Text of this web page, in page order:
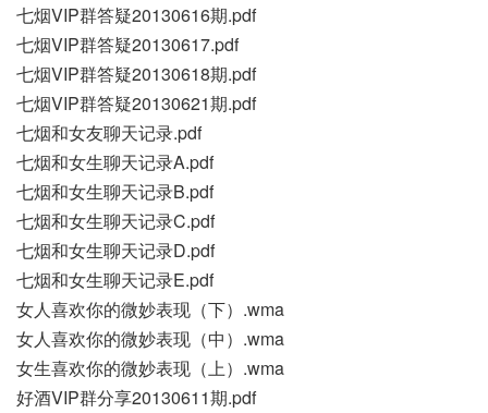
七烟VIP群答疑20130616期.pdf
七烟VIP群答疑20130617.pdf
七烟VIP群答疑20130618期.pdf
七烟VIP群答疑20130621期.pdf
七烟和女友聊天记录.pdf
七烟和女生聊天记录A.pdf
七烟和女生聊天记录B.pdf
七烟和女生聊天记录C.pdf
七烟和女生聊天记录D.pdf
七烟和女生聊天记录E.pdf
女人喜欢你的微妙表现（下）.wma
女人喜欢你的微妙表现（中）.wma
女生喜欢你的微妙表现（上）.wma
好酒VIP群分享20130611期.pdf